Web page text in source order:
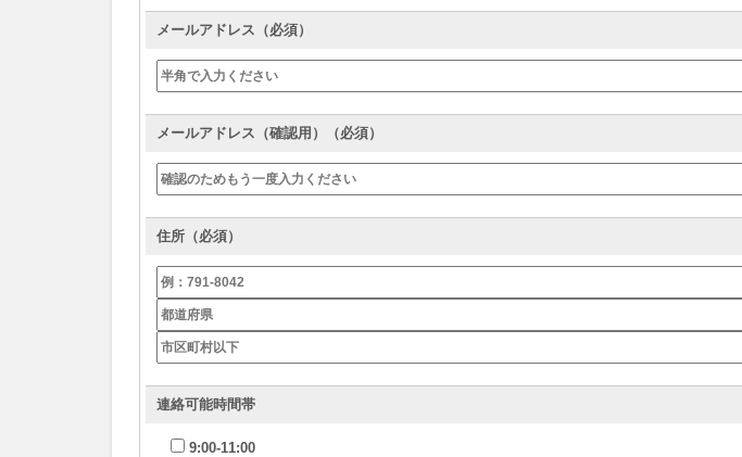
メールアドレス（必須）
メールアドレス（確認用）（必須）
住所（必須）
連絡可能時間帯
9:00-11:00